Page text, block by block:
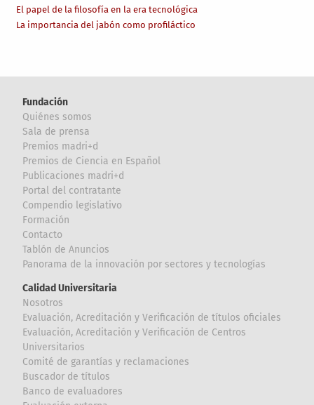
El papel de la filosofía en la era tecnológica
La importancia del jabón como profiláctico
Fundación
Quiénes somos
Sala de prensa
Premios madri+d
Premios de Ciencia en Español
Publicaciones madri+d
Portal del contratante
Compendio legislativo
Formación
Contacto
Tablón de Anuncios
Panorama de la innovación por sectores y tecnologías
Calidad Universitaria
Nosotros
Evaluación, Acreditación y Verificación de títulos oficiales
Evaluación, Acreditación y Verificación de Centros
Universitarios
Comité de garantías y reclamaciones
Buscador de títulos
Banco de evaluadores